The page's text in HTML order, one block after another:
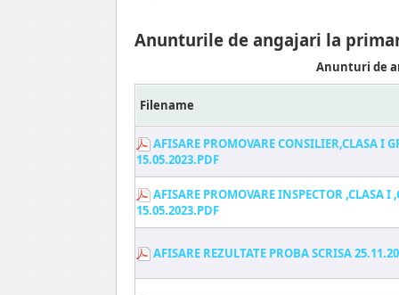
Anunturile de angajari la
Anunturi de
Filename
AFISARE PROMOVARE CONSILIER,CLASA I
15.05.2023.PDF
AFISARE PROMOVARE INSPECTOR ,CLASA I
15.05.2023.PDF
AFISARE REZULTATE PROBA SCRISA